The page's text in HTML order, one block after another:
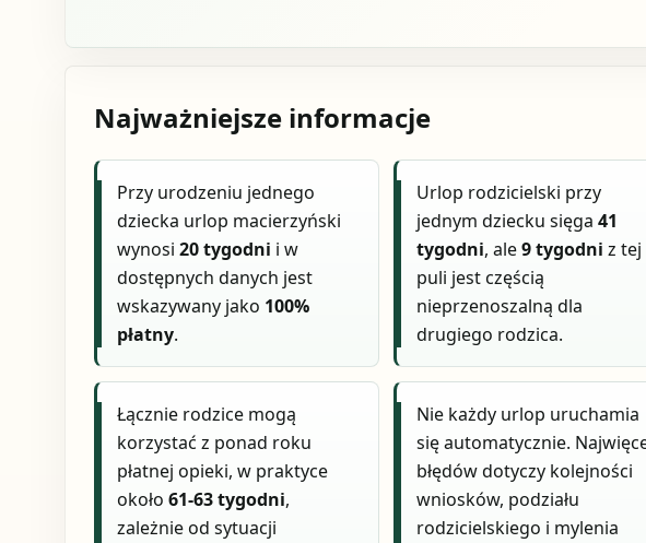
Najważniejsze informacje
Przy urodzeniu jednego
dziecka urlop macierzyński
wynosi20 tygodni i w
dostępnych danych jest
wskazywany jako 100%
płatny.
Urlop rodzicielski przy
jednym dziecku sięga41
tygodni, ale9 tygodni z tej
puli jest częścią
nieprzenoszalną dla
drugiego rodzica.
Łącznie rodzice mogą
korzystać z ponad roku
płatnej opieki, w praktyce
około61-63 tygodni,
zależnie od sytuacji
Nie każdy urlop uruchamia
się automatycznie.
błędów dotyczy kolejności
wniosków, podziału
rodzicielskiego i mylenia